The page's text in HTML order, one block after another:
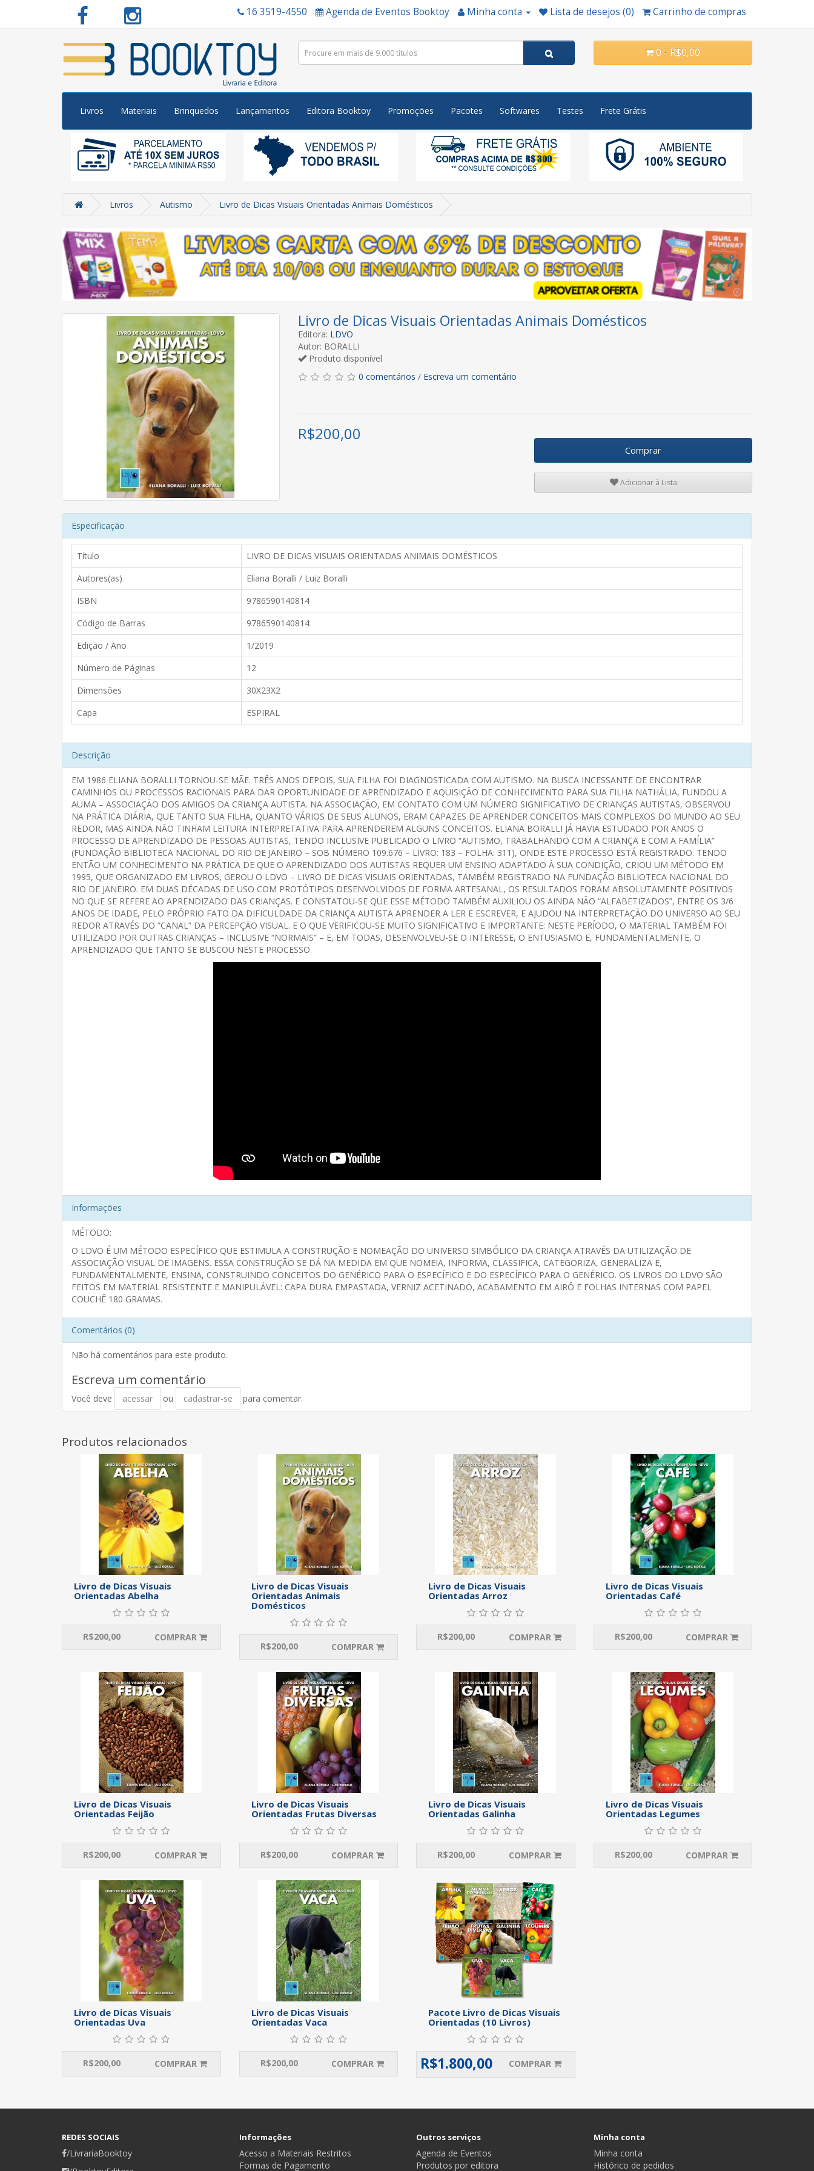
16 3519-4550 Agenda de Eventos Booktoy Minha conta Lista de desejos (0) Carrinho de compras
0 - R$0,00
Livros Materiais Brinquedos Lançamentos Editora Booktoy Promoções Pacotes Softwares Testes Frete Grátis
Livros Autismo Livro de Dicas Visuais Orientadas Animais Domésticos
Livro de Dicas Visuais Orientadas Animais Domésticos
Editora: LDVO
Autor: BORALLI
Produto disponível
0 comentários / Escreva um comentário
R$200,00
Comprar
Adicionar à Lista
Especificação
Título
LIVRO DE DICAS VISUAIS ORIENTADAS ANIMAIS DOMÉSTICOS
Autores(as)
Eliana Boralli / Luiz Boralli
ISBN
9786590140814
Código de Barras
9786590140814
Edição / Ano
1/2019
Número de Páginas
12
Dimensões
30X23X2
Capa
ESPIRAL
Descrição
EM 1986 ELIANA BORALLI TORNOU-SE MÃE. TRÊS ANOS DEPOIS, SUA FILHA FOI DIAGNOSTICADA COM AUTISMO. NA BUSCA INCESSANTE DE ENCONTRAR
CAMINHOS OU PROCESSOS RACIONAIS PARA DAR OPORTUNIDADE DE APRENDIZADO E AQUISIÇÃO DE CONHECIMENTO PARA SUA FILHA NATHÁLIA, FUNDOU A
AUMA – ASSOCIAÇÃO DOS AMIGOS DA CRIANÇA AUTISTA. NA ASSOCIAÇÃO, EM CONTATO COM UM NÚMERO SIGNIFICATIVO DE CRIANÇAS AUTISTAS, OBSERVOU
NA PRÁTICA DIÁRIA, QUE TANTO SUA FILHA, QUANTO VÁRIOS DE SEUS ALUNOS, ERAM CAPAZES DE APRENDER CONCEITOS MAIS COMPLEXOS DO MUNDO AO SEU
REDOR, MAS AINDA NÃO TINHAM LEITURA INTERPRETATIVA PARA APRENDEREM ALGUNS CONCEITOS. ELIANA BORALLI JÁ HAVIA ESTUDADO POR ANOS O
PROCESSO DE APRENDIZADO DE PESSOAS AUTISTAS, TENDO INCLUSIVE PUBLICADO O LIVRO “AUTISMO, TRABALHANDO COM A CRIANÇA E COM A FAMÍLIA”
(FUNDAÇÃO BIBLIOTECA NACIONAL DO RIO DE JANEIRO – SOB NÚMERO 109.676 – LIVRO: 183 – FOLHA: 311), ONDE ESTE PROCESSO ESTÁ REGISTRADO. TENDO
ENTÃO UM CONHECIMENTO NA PRÁTICA DE QUE O APRENDIZADO DOS AUTISTAS REQUER UM ENSINO ADAPTADO À SUA CONDIÇÃO, CRIOU UM MÉTODO EM
1995, QUE ORGANIZADO EM LIVROS, GEROU O LDVO – LIVRO DE DICAS VISUAIS ORIENTADAS, TAMBÉM REGISTRADO NA FUNDAÇÃO BIBLIOTECA NACIONAL DO
RIO DE JANEIRO. EM DUAS DÉCADAS DE USO COM PROTÓTIPOS DESENVOLVIDOS DE FORMA ARTESANAL, OS RESULTADOS FORAM ABSOLUTAMENTE POSITIVOS
NO QUE SE REFERE AO APRENDIZADO DAS CRIANÇAS. E CONSTATOU-SE QUE ESSE MÉTODO TAMBÉM AUXILIOU OS AINDA NÃO “ALFABETIZADOS”, ENTRE OS 3/6
ANOS DE IDADE, PELO PRÓPRIO FATO DA DIFICULDADE DA CRIANÇA AUTISTA APRENDER A LER E ESCREVER, E AJUDOU NA INTERPRETAÇÃO DO UNIVERSO AO SEU
REDOR ATRAVÉS DO “CANAL” DA PERCEPÇÃO VISUAL. E O QUE VERIFICOU-SE MUITO SIGNIFICATIVO E IMPORTANTE: NESTE PERÍODO, O MATERIAL TAMBÉM FOI
UTILIZADO POR OUTRAS CRIANÇAS – INCLUSIVE “NORMAIS” – E, EM TODAS, DESENVOLVEU-SE O INTERESSE, O ENTUSIASMO E, FUNDAMENTALMENTE, O
APRENDIZADO QUE TANTO SE BUSCOU NESTE PROCESSO.
Informações
MÉTODO:
O LDVO É UM MÉTODO ESPECÍFICO QUE ESTIMULA A CONSTRUÇÃO E NOMEAÇÃO DO UNIVERSO SIMBÓLICO DA CRIANÇA ATRAVÉS DA UTILIZAÇÃO DE
ASSOCIAÇÃO VISUAL DE IMAGENS. ESSA CONSTRUÇÃO SE DÁ NA MEDIDA EM QUE NOMEIA, INFORMA, CLASSIFICA, CATEGORIZA, GENERALIZA E,
FUNDAMENTALMENTE, ENSINA, CONSTRUINDO CONCEITOS DO GENÉRICO PARA O ESPECÍFICO E DO ESPECÍFICO PARA O GENÉRICO. OS LIVROS DO LDVO SÃO
FEITOS EM MATERIAL RESISTENTE E MANIPULÁVEL: CAPA DURA EMPASTADA, VERNIZ ACETINADO, ACABAMENTO EM AIRÔ E FOLHAS INTERNAS COM PAPEL
COUCHÊ 180 GRAMAS.
Comentários (0)
Não há comentários para este produto.
Escreva um comentário
Você deve acessar ou cadastrar-se para comentar.
Produtos relacionados
Livro de Dicas Visuais
Orientadas Abelha
R$200,00 COMPRAR
Livro de Dicas Visuais
Orientadas Animais
Domésticos
R$200,00 COMPRAR
Livro de Dicas Visuais
Orientadas Arroz
R$200,00 COMPRAR
Livro de Dicas Visuais
Orientadas Café
R$200,00 COMPRAR
Livro de Dicas Visuais
Orientadas Feijão
R$200,00 COMPRAR
Livro de Dicas Visuais
Orientadas Frutas Diversas
R$200,00 COMPRAR
Livro de Dicas Visuais
Orientadas Galinha
R$200,00 COMPRAR
Livro de Dicas Visuais
Orientadas Legumes
R$200,00 COMPRAR
Livro de Dicas Visuais
Orientadas Uva
R$200,00 COMPRAR
Livro de Dicas Visuais
Orientadas Vaca
R$200,00 COMPRAR
Pacote Livro de Dicas Visuais
Orientadas (10 Livros)
R$1.800,00 COMPRAR
REDES SOCIAIS
/LivrariaBooktoy
Informações
Acesso a Materiais Restritos
Formas de Pagamento
Outros serviços
Agenda de Eventos
Produtos por editora
Minha conta
Minha conta
Histórico de pedidos